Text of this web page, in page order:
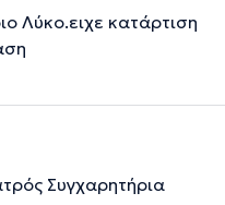
Λύκο.ειχε κατάρτιση
Συγχαρητήρια